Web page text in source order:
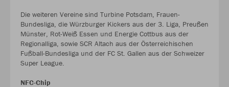
Die weiteren Vereine sind Turbine Potsdam, Frauen-
Bundesliga, die Würzburger Kickers aus der 3. Liga, Preußen
Münster, Rot-Weiß Essen und Energie Cottbus aus der
Regionalliga, sowie SCR Altach aus der Österreichischen
Fußball-Bundesliga und der FC St. Gallen aus der Schweizer
Super League.
NFC-Chip